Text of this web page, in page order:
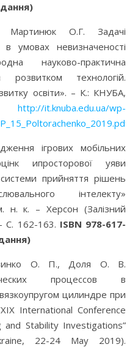
Мартинюк О.Г. Задачі
в умовах невизначеності
науково-практична
розвитком технологій.
освіти». – К.: КНУБА,
http://it.knuba.edu.ua/wp-
ігрових мобільних
ипросторової уяви
системи прийняття рішень
інтелекту»
н. к. – Херсон (Залізний
С. 162-163. ISBN 978-617-
О. П., Доля О. В.
процессов в
цилиндре при
International Conference
and Stability Investigations”
22-24 May 2019).